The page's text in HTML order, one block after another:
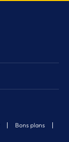
Bons plans